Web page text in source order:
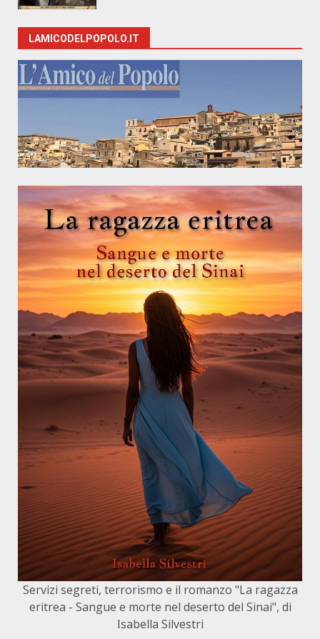
LAMICODELPOPOLO.IT
Servizi segreti, terrorismo e il romanzo "La ragazza
eritrea - Sangue e morte nel deserto del Sinai", di
Isabella Silvestri